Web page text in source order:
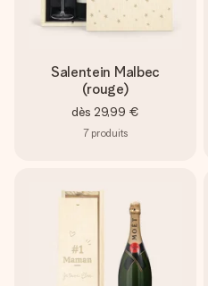
Salentein Malbec
(rouge)
dès 29,99 €
7 produits